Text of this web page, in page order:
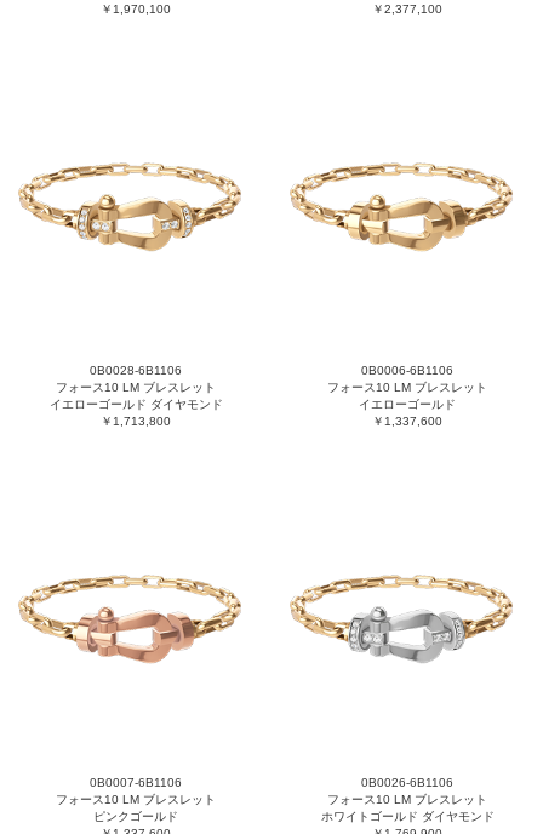
￥1,970,100
￥2,377,100
0B0028-6B1106
フォース10 LM ブレスレット
イエローゴールド ダイヤモンド
￥1,713,800
0B0006-6B1106
フォース10 LM ブレスレット
イエローゴールド
￥1,337,600
0B0007-6B1106
フォース10 LM ブレスレット
ピンクゴールド
0B0026-6B1106
フォース10 LM ブレスレット
ホワイトゴールド ダイヤモンド